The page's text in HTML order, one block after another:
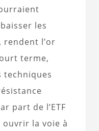
les
l’or
terme,
techniques
part de l’ETF
ouvrir la voie à